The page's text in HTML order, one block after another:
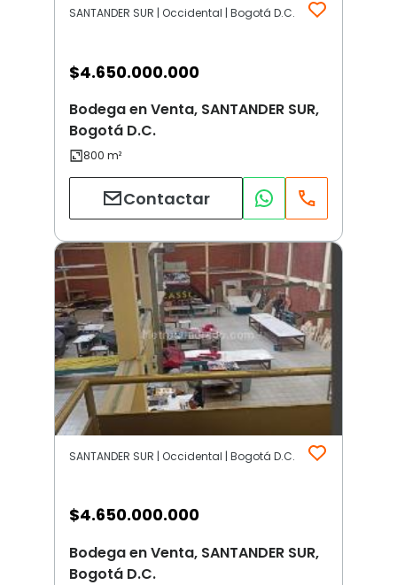
SANTANDER SUR | Occidental | Bogotá D.C.
$4.650.000.000
Bodega en Venta, SANTANDER SUR,
Bogotá D.C.
Contactar
SANTANDER SUR | Occidental | Bogotá D.C.
$4.650.000.000
Bodega en Venta, SANTANDER SUR,
Bogotá D.C.